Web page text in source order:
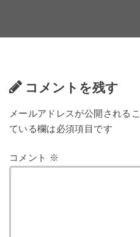
コメントを残す
メールアドレスが公開される
ている欄は必須項目です
コメント ※